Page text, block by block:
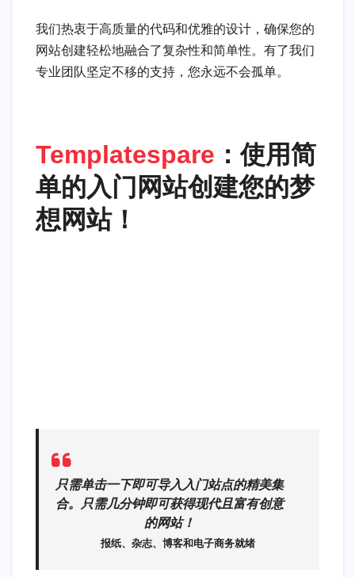
k
我们热衷于高质量的代码和优雅的设计，确保您的
网站创建轻松地融合了复杂性和简单性。有了我们
专业团队坚定不移的支持，您永远不会孤单。
Templatespare ：使用简
单的入门网站创建您的梦
想网站！
只需单击一下即可导入入门站点的精美集
合。只需几分钟即可获得现代且富有创意
的网站！
报纸、杂志、博客和电子商务就绪